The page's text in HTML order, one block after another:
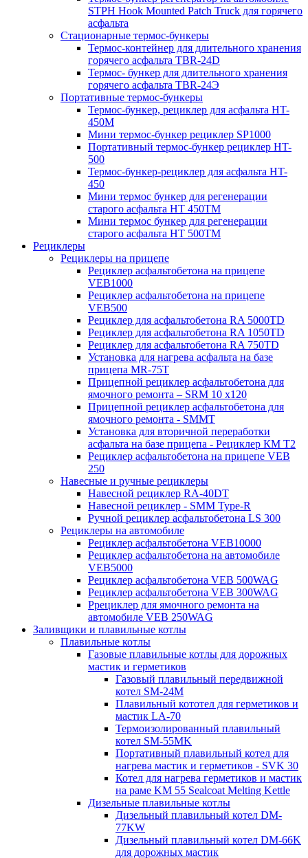
STPH Hook Mounted Patch Truck для горячего
асфальта
Стационарные термос-бункеры
Термос-контейнер для длительного хранения
горячего асфальта TBR-24D
Термос- бункер для длительного хранения
горячего асфальта TBR-24Э
Портативные термос-бункеры
Термос-бункер, рециклер для асфальта HT-
450M
Мини термос-бункер рециклер SP1000
Портативный термос-бункер рециклер HT-
500
Термос-бункер-рециклер для асфальта HT-
450
Мини термос бункер для регенерации
старого асфальта НТ 450ТМ
Мини термос бункер для регенерации
старого асфальта НТ 500ТМ
Рециклеры
Рециклеры на прицепе
Рециклер асфальтобетона на прицепе
VEB1000
Рециклер асфальтобетона на прицепе
VEB500
Рециклер для асфальтобетона RA 5000TD
Рециклер для асфальтобетона RA 1050TD
Рециклер для асфальтобетона RA 750TD
Установка для нагрева асфальта на базе
прицепа MR-75T
Прицепной рециклер асфальтобетона для
ямочного ремонта – SRM 10 x120
Прицепной рециклер асфальтобетона для
ямочного ремонта - SMMT
Установка для вторичной переработки
асфальта на базе прицепа - Рециклер КМ T2
Рециклер асфальтобетона на прицепе VEB
250
Навесные и ручные рециклеры
Навесной рециклер RA-40DT
Навесной рециклер - SMM Type-R
Ручной рециклер асфальтобетона LS 300
Рециклеры на автомобиле
Рециклер асфальтобетона VEB10000
Рециклер асфальтобетона на автомобиле
VEB5000
Рециклер асфальтобетона VEB 500WAG
Рециклер асфальтобетона VEB 300WAG
Ррециклер для ямочного ремонта на
автомобиле VEB 250WAG
Заливщики и плавильные котлы
Плавильные котлы
Газовые плавильные котлы для дорожных
мастик и герметиков
Газовый плавильный передвижной
котел SM-24M
Плавильный кототел для герметиков и
мастик LA-70
Термоизолированный плавильный
котел SM-55MK
Портативный плавильный котел для
нагрева мастик и герметиков - SVK 30
Котел для нагрева герметиков и мастик
на раме KM 55 Sealcoat Melting Kettle
Дизельные плавильные котлы
Дизельный плавильный котел DM-
77KW
Дизельный плавильный котел DM-66K
для дорожных мастик